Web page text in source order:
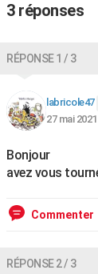
3 réponses
RÉPONSE 1 / 3
labricole47
27 mai
Bonjour
avez vous
Commenter
RÉPONSE 2 / 3